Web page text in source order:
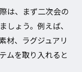
は、まず二次会の
しょう。例えば、
材、ラグジュアリ
ムを取り入れると